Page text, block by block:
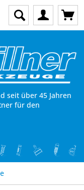
seit über 45 Jahren
für den